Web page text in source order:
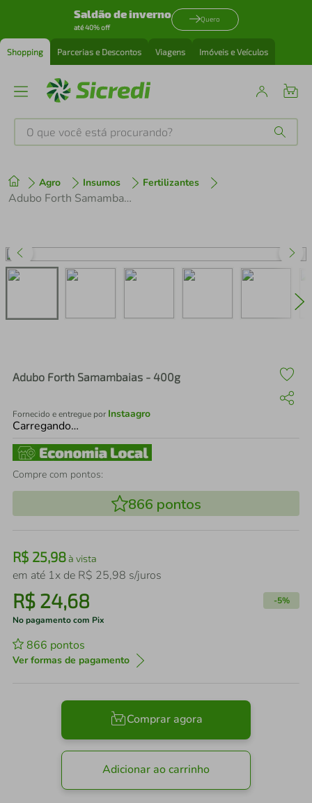
Saldão de inverno
até 40% off
Quero
Shopping Parcerias e Descontos Viagens Imóveis e Veículos
O que você está procurando?
Agro Insumos Fertilizantes
Adubo Forth Samambaias - 400g
Adubo Forth Samambaias - 400g
Fornecido e entregue por Instaagro
Carregando…
Compre com pontos:
866 pontos
R$ 25,98à vista
em até 1x de R$ 25,98 s/juros
R$ 24,68 -5%
No pagamento com Pix
866 pontos
Ver formas de pagamento
Comprar agora
Adicionar ao carrinho
1º tenis
perfume